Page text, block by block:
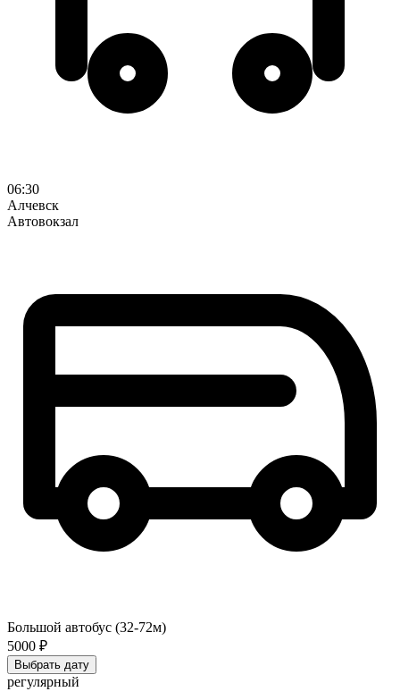
06:30
Алчевск
Автовокзал
Большой автобус (32-72м)
5000 ₽
Выбрать дату
регулярный